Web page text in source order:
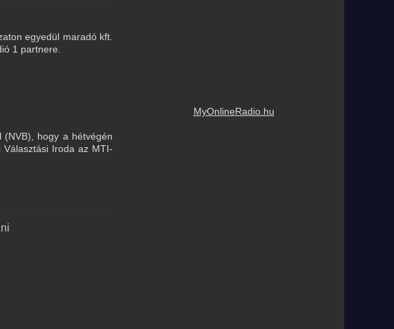
MyOnlineRadio.hu
egyedül maradó kft.
1 partnere.
(NVB), hogy a hétvégén
Iroda az MTI-